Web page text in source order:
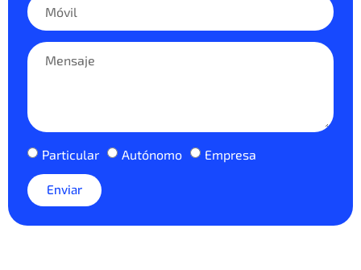
Particular Autónomo Empresa
Enviar